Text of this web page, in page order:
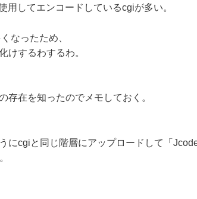
してエンコードしているcgiが多い。
なったため、
けするわするわ。
存在を知ったのでメモしておく。
にcgiと同じ階層にアップロードして「